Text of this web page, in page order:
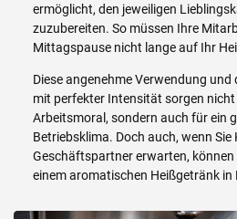
ermöglicht, den jeweiligen
zuzubereiten. So müssen Ihre
Mittagspause nicht lange auf Ihr
Diese angenehme Verwendung
mit perfekter Intensität sorgen
Arbeitsmoral, sondern auch für ein
Betriebsklima. Doch auch, wenn Sie
Geschäftspartner erwarten, können
einem aromatischen Heißgetränk in